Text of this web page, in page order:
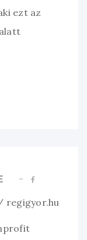
ezt az
regigyor.hu